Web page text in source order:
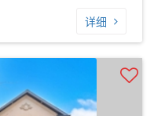
详细